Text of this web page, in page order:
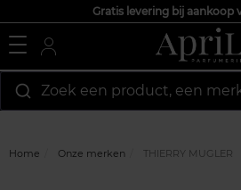
Gratis levering bij aankoop
Zoek een product, een
Home Onze merken THIERRY MUGLER